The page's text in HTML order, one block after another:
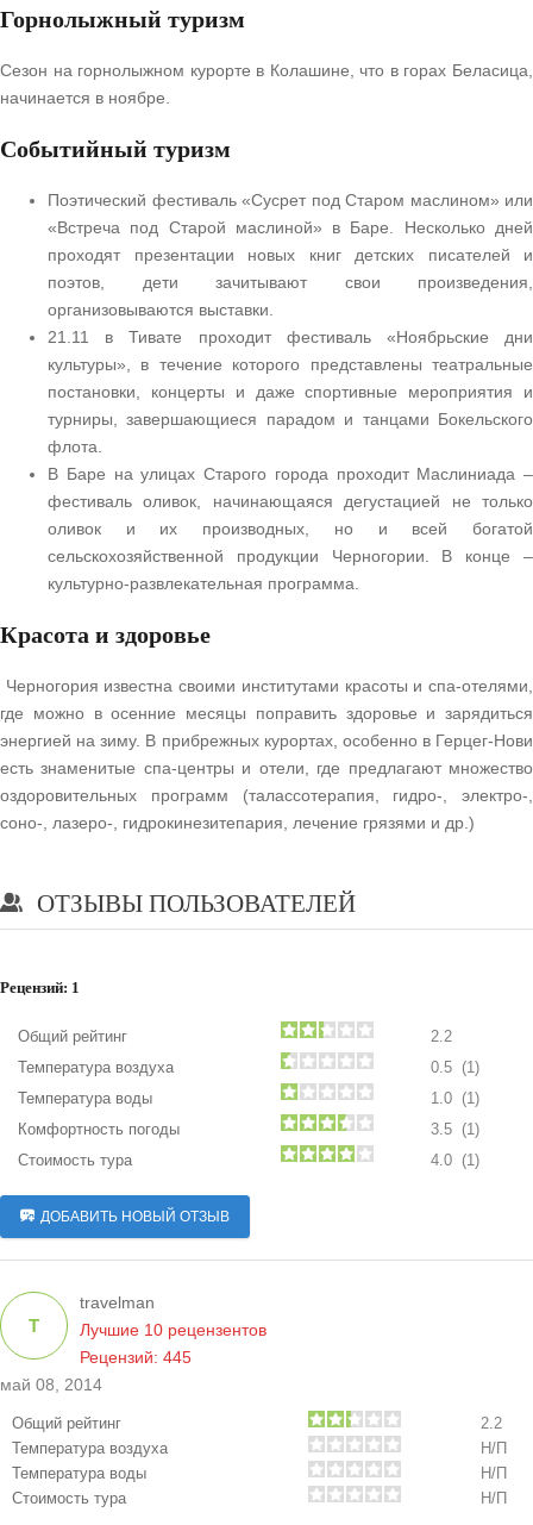
Горнолыжный туризм
Сезон на горнолыжном курорте в Колашине, что в горах Беласица,
начинается в ноябре.
Событийный туризм
Поэтический фестиваль «Сусрет под Старом маслином» или
«Встреча под Старой маслиной» в Баре. Несколько дней
проходят презентации новых книг детских писателей и
поэтов, дети зачитывают свои произведения,
организовываются выставки.
21.11 в Тивате проходит фестиваль «Ноябрьские дни
культуры», в течение которого представлены театральные
постановки, концерты и даже спортивные мероприятия и
турниры, завершающиеся парадом и танцами Бокельского
флота.
В Баре на улицах Старого города проходит Маслиниада –
фестиваль оливок, начинающаяся дегустацией не только
оливок и их производных, но и всей богатой
сельскохозяйственной продукции Черногории. В конце –
культурно-развлекательная программа.
Красота и здоровье
Черногория известна своими институтами красоты и спа-отелями,
где можно в осенние месяцы поправить здоровье и зарядиться
энергией на зиму. В прибрежных курортах, особенно в Герцег-Нови
есть знаменитые спа-центры и отели, где предлагают множество
оздоровительных программ (талассотерапия, гидро-, электро-,
соно-, лазеро-, гидрокинезитепария, лечение грязями и др.)
ОТЗЫВЫ ПОЛЬЗОВАТЕЛЕЙ
Рецензий: 1
Общий рейтинг
2.2
Температура воздуха
0.5 (1)
Температура воды
1.0 (1)
Комфортность погоды
3.5 (1)
Стоимость тура
4.0 (1)
ДОБАВИТЬ НОВЫЙ ОТЗЫВ
май 08, 2014
Общий рейтинг
2.2
Температура воздуха
Н/П
Температура воды
Н/П
Стоимость тура
Н/П
T
travelman
Лучшие 10 рецензентов
Рецензий: 445